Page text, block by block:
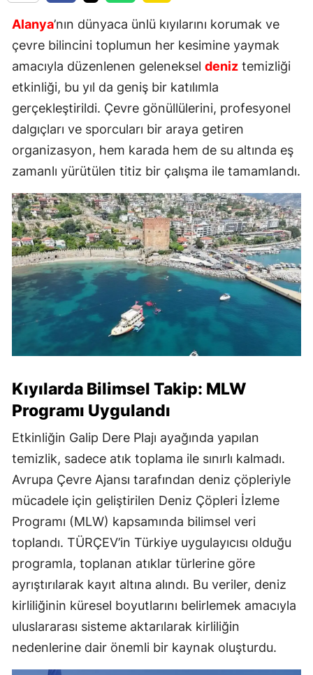
Alanya’nın dünyaca ünlü kıyılarını korumak ve
çevre bilincini toplumun her kesimine yaymak
amacıyla düzenlenen geleneksel deniz temizliği
etkinliği, bu yıl da geniş bir katılımla
gerçekleştirildi. Çevre gönüllülerini, profesyonel
dalgıçları ve sporcuları bir araya getiren
organizasyon, hem karada hem de su altında eş
zamanlı yürütülen titiz bir çalışma ile tamamlandı.
Kıyılarda Bilimsel Takip: MLW
Programı Uygulandı
Etkinliğin Galip Dere Plajı ayağında yapılan
temizlik, sadece atık toplama ile sınırlı kalmadı.
Avrupa Çevre Ajansı tarafından deniz çöpleriyle
mücadele için geliştirilen Deniz Çöpleri İzleme
Programı (MLW) kapsamında bilimsel veri
toplandı. TÜRÇEV’in Türkiye uygulayıcısı olduğu
programla, toplanan atıklar türlerine göre
ayrıştırılarak kayıt altına alındı. Bu veriler, deniz
kirliliğinin küresel boyutlarını belirlemek amacıyla
uluslararası sisteme aktarılarak kirliliğin
nedenlerine dair önemli bir kaynak oluşturdu.